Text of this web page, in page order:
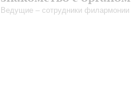
Ведущие – сотрудники филармонии